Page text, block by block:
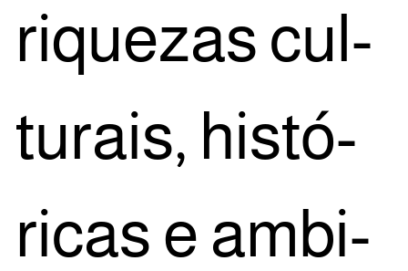
rique­zas cul­
tu­rais, his­tó­
ri­cas e ambi­